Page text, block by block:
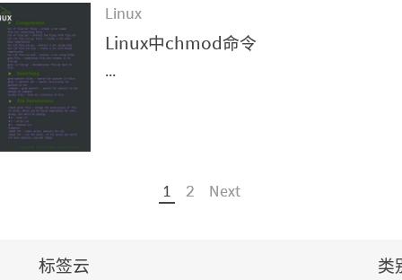
Linux
Linux中chmod命令
...
1 2 Next
标签云 类